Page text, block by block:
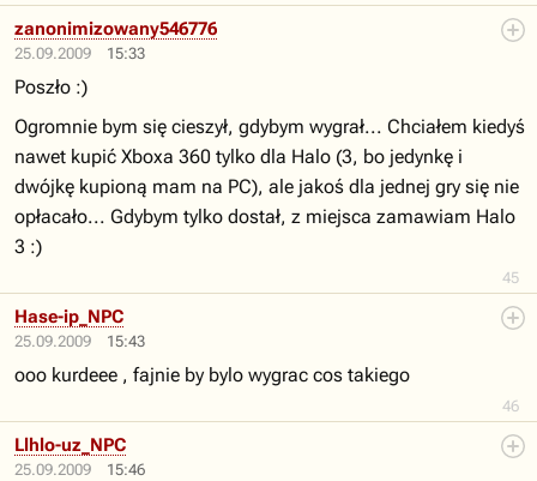
25.09.2009 15:33
45
zanonimizowany546776
Poszło :)
Ogromnie bym się cieszył, gdybym wygrał... Chciałem kiedyś
nawet kupić Xboxa 360 tylko dla Halo (3, bo jedynkę i
dwójkę kupioną mam na PC), ale jakoś dla jednej gry się nie
opłacało... Gdybym tylko dostał, z miejsca zamawiam Halo
3 :)
25.09.2009 15:43
46
Hase-ip_NPC
ooo kurdeee , fajnie by bylo wygrac cos takiego
25.09.2009 15:46
Llhlo-uz_NPC